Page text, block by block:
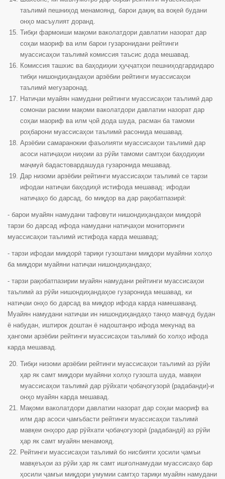
таълимӣ пешниҳод менамоянд, барои дақиқ ва воқеӣ будани
онҳо масъулият доранд.
Тибқи фармоиши мақоми ваколатдори давлатии назорат дар
соҳаи маориф ва илм барои гузаронидани рейтинги
муассисаҳои таълимӣ комиссия таъсис дода мешавад.
Комиссия ташхис ва баҳодиҳии ҳуҷҷатҳои пешниҳодгардидаро
тибқи нишондиҳандаҳои арзёбии рейтинги муассисаҳои
таълимӣ мегузаронад.
Натиҷаи муайян намудани рейтинги муассисаҳои таълимӣ дар
сомонаи расмии мақоми ваколатдори давлатии назорат дар
соҳаи маориф ва илм ҷой дода шуда, расман ба тамоми
роҳбарони муассисаҳои таълимӣ расонида мешавад.
Арзёбии самаранокии фаъолияти муассисаҳои таълимӣ дар
асоси натиҷаҳои ниҳоии аз рӯйи тамоми самтҳои баҳодиҳии
маҷмуӣ бадастовардашуда гузаронида мешавад.
Дар низоми арзёбии рейтинги муассисаҳои таълимӣ се тарзи
ифодаи натиҷаи баҳодиҳӣ истифода мешавад: ифодаи
натиҷаҳо бо дарсад, бо миқдор ва дар рақобатпазирӣ:
- барои муайян намудани тафовути нишондиҳандаҳои миқдорӣ
тарзи бо дарсад ифода намудани натиҷаҳои мониторинги
муассисаҳои таълимӣ истифода карда мешавад;
- тарзи ифодаи миқдорӣ тариқи гузоштани миқдори муайяни холҳо
ба миқдори муайяни натиҷаи нишондиҳандаҳо;
- тарзи рақобатпазирии муайян намудани рейтинги муассисаҳои
таълимӣ аз рӯйи нишондиҳандаҳое гузаронида мешавад, ки
натиҷаи онҳо бо дарсад ва миқдор ифода карда намешаванд.
Муайян намудани натиҷаи ин нишондиҳандаҳо танҳо мавҷуд будан
ё набудан, иштирок доштан ё надоштанро ифода мекунад ва
ҳангоми арзёбии рейтинги муассисаҳои таълимӣ бо холҳо ифода
карда мешавад.
Тибқи низоми арзёбии рейтинги муассисаҳои таълимӣ аз рӯйи
ҳар як самт миқдори муайяни холҳо гузошта шуда, мавқеи
муассисаҳои таълимӣ дар рӯйхати ҷобаҷогузорӣ (радабанди)-и
онҳо муайян карда мешавад.
Мақоми ваколатдори давлатии назорат дар соҳаи маориф ва
илм дар асоси ҷамъбасти рейтинги муассисаҳои таълимӣ
мавқеи онҳоро дар рӯйхати ҷобаҷогузорӣ (радабандӣ) аз рӯйи
ҳар як самт муайян менамояд.
Рейтинги муассисаҳои таълимӣ бо нисбияти ҳосили ҷамъи
мавқеъҳои аз рӯйи ҳар як самт ишғолнамудаи муассисаҳо бар
ҳосили ҷамъи миқдори умумии самтҳо тариқи муайян намудани